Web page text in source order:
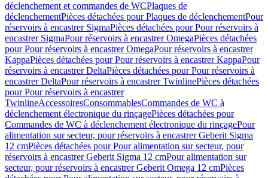
déclenchement et commandes de WCPlaques de
déclenchementPièces détachées pour Plaques de déclenchementPour
réservoirs à encastrer SigmaPièces détachées pour Pour réservoirs à
encastrer SigmaPour réservoirs à encastrer OmegaPièces détachées
pour Pour réservoirs à encastrer OmegaPour réservoirs à encastrer
KappaPièces détachées pour Pour réservoirs à encastrer KappaPour
réservoirs à encastrer DeltaPièces détachées pour Pour réservoirs à
encastrer DeltaPour réservoirs à encastrer TwinlinePièces détachées
pour Pour réservoirs à encastrer
TwinlineAccessoiresConsommablesCommandes de WC à
déclenchement électronique du rinçagePièces détachées pour
Commandes de WC à déclenchement électronique du rinçagePour
alimentation sur secteur, pour réservoirs à encastrer Geberit Sigma
12 cmPièces détachées pour Pour alimentation sur secteur, pour
réservoirs à encastrer Geberit Sigma 12 cmPour alimentation sur
secteur, pour réservoirs à encastrer Geberit Omega 12 cmPièces